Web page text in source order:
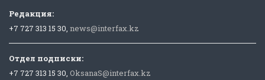
Редакция:
+7 727 313 15 30, news@interfax.kz
Отдел подписки:
+7 727 313 15 30, OksanaS@interfax.kz